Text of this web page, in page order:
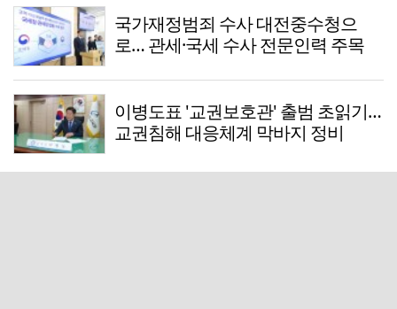
국가재정범죄 수사 대전중수청으
로… 관세·국세 수사 전문인력 주목
이병도표 '교권보호관' 출범 초읽기…
교권침해 대응체계 막바지 정비